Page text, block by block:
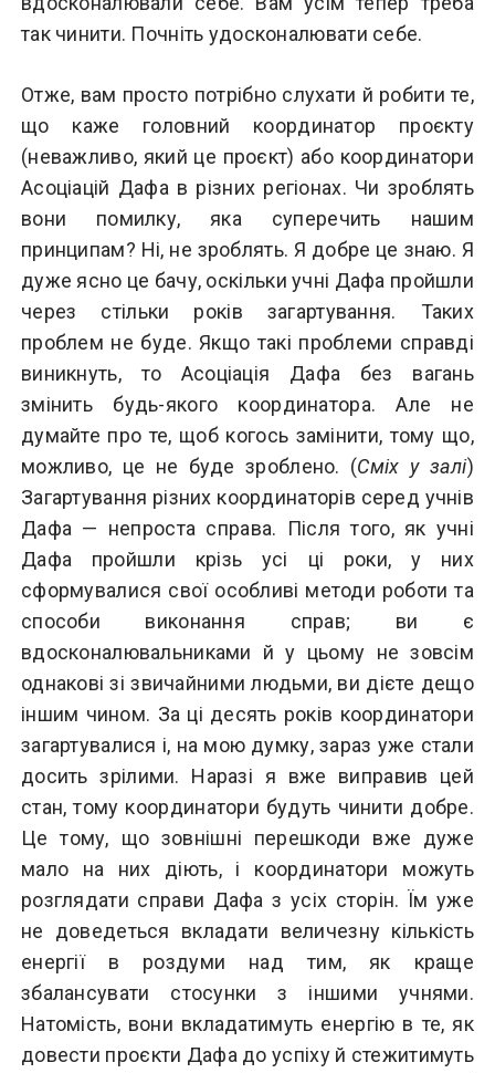
так чинити. Почніть удосконалювати себе.
Отже, вам просто потрібно слухати й робити те,
що каже головний координатор проєкту
(неважливо, який це проєкт) або координатори
Асоціацій Дафа в різних регіонах. Чи зроблять
вони помилку, яка суперечить нашим
принципам? Ні, не зроблять. Я добре це знаю. Я
дуже ясно це бачу, оскільки учні Дафа пройшли
через стільки років загартування. Таких
проблем не буде. Якщо такі проблеми справді
виникнуть, то Асоціація Дафа без вагань
змінить будь-якого координатора. Але не
думайте про те, щоб когось замінити, тому що,
можливо, це не буде зроблено. (Сміх у залі)
Загартування різних координаторів серед учнів
Дафа — непроста справа. Після того, як учні
Дафа пройшли крізь усі ці роки, у них
сформувалися свої особливі методи роботи та
способи виконання справ; ви є
вдосконалювальниками й у цьому не зовсім
однакові зі звичайними людьми, ви дієте дещо
іншим чином. За ці десять років координатори
загартувалися і, на мою думку, зараз уже стали
досить зрілими. Наразі я вже виправив цей
стан, тому координатори будуть чинити добре.
Це тому, що зовнішні перешкоди вже дуже
мало на них діють, і координатори можуть
розглядати справи Дафа з усіх сторін. Їм уже
не доведеться вкладати величезну кількість
енергії в роздуми над тим, як краще
збалансувати стосунки з іншими учнями.
Натомість, вони вкладатимуть енергію в те, як
довести проєкти Дафа до успіху й стежитимуть